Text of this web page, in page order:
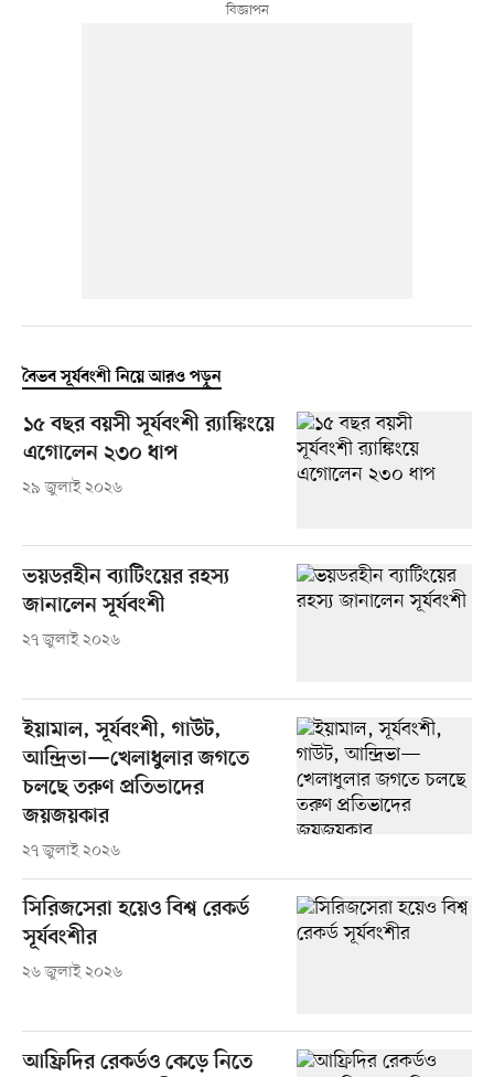
বৈভব সূর্যবংশী নিয়ে আরও পড়ুন
১৫ বছর বয়সী সূর্যবংশী র‍্যাঙ্কিংয়ে
এগোলেন ২৩০ ধাপ
২৯ জুলাই ২০২৬
ভয়ডরহীন ব্যাটিংয়ের রহস্য
জানালেন সূর্যবংশী
২৭ জুলাই ২০২৬
ইয়ামাল, সূর্যবংশী, গাউট,
আন্দ্রিভা—খেলাধুলার জগতে
চলছে তরুণ প্রতিভাদের
জয়জয়কার
২৭ জুলাই ২০২৬
সিরিজসেরা হয়েও বিশ্ব রেকর্ড
সূর্যবংশীর
২৬ জুলাই ২০২৬
আফ্রিদির রেকর্ডও কেড়ে নিতে